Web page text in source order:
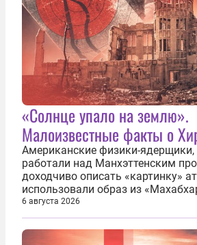
«Солнце упало на землю».
Малоизвестные факты о
Американские физики-
работали над Манхэттенским
доходчиво описать «картинку»
использовали образ из
тысячи солнц пылало это
японских городов Хиросимы и
которых США в августе 1945
6 августа 2026